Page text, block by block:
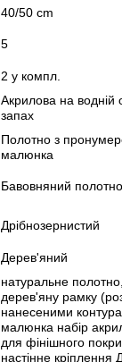
40/50 cm
5
2 у компл.
Акрилова на водній
запах
Полотно з
малюнка
Бавовняний полотно
Дрібнозернистий
Дерев'яний
натуральне
дерев'яну рамку
нанесеними
малюнка набір
для фінішного
настінне кріплення